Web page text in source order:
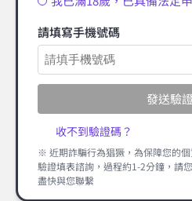
請填寫手機號碼
發送驗
收不到驗證碼？
※ 近期詐騙行為猖獗，為保障您的個
驗證填表諮詢，過程約1-2分鐘，請
盡快與您聯繫